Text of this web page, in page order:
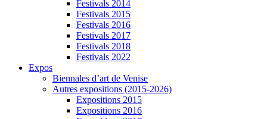
Festivals 2014
Festivals 2015
Festivals 2016
Festivals 2017
Festivals 2018
Festivals 2022
Expos
Biennales d’art de Venise
Autres expositions (2015-2026)
Expositions 2015
Expositions 2016